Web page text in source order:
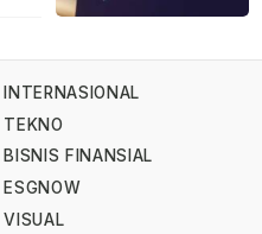
INTERNASIONAL
TEKNO
BISNIS FINANSIAL
ESGNOW
VISUAL